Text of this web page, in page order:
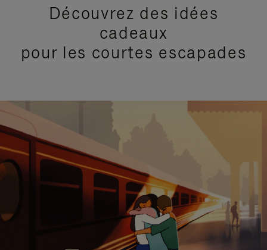
Découvrez des idées
cadeaux
pour les courtes escapades